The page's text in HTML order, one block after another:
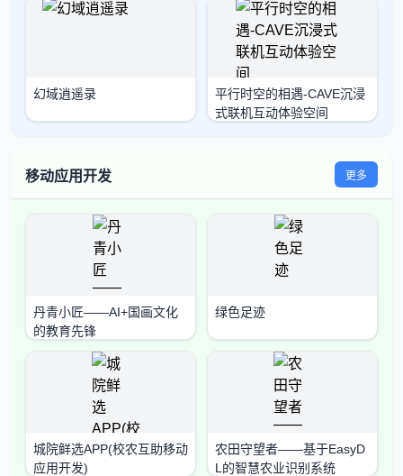
幻域逍遥录
平行时空的相遇-CAVE沉浸
式联机互动体验空间
移动应用开发 更多
丹青小匠——AI+国画文化
的教育先锋
绿色足迹
城院鲜选APP(校农互助移动
应用开发)
农田守望者——基于EasyD
L的智慧农业识别系统